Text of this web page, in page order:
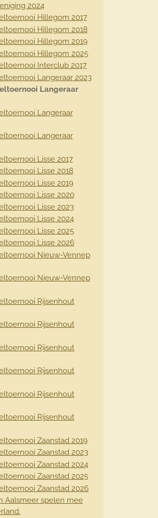
2024
Hillegom 2017
Hillegom 2018
Hillegom 2019
Hillegom 2025
Interclub 2017
Langeraar 2023
Langeraar
Langeraar
Langeraar
Lisse 2017
Lisse 2018
Lisse 2019
Lisse 2020
Lisse 2023
Lisse 2024
Lisse 2025
Lisse 2026
Nieuw-Vennep
Nieuw-Vennep
Rijsenhout
Rijsenhout
Rijsenhout
Rijsenhout
Rijsenhout
Rijsenhout
Zaanstad 2019
Zaanstad 2023
Zaanstad 2024
Zaanstad 2025
Zaanstad 2026
Aalsmeer spelen mee